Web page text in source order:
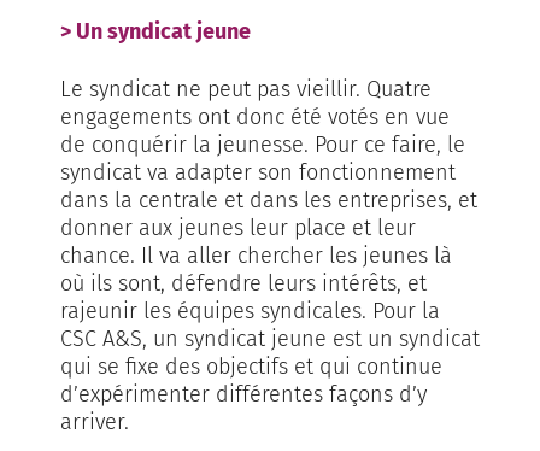
> Un syndicat jeune
Le syndicat ne peut pas vieillir. Quatre
engagements ont donc été votés en vue
de conquérir la jeunesse. Pour ce faire, le
syndicat va adapter son fonctionnement
dans la centrale et dans les entreprises, et
donner aux jeunes leur place et leur
chance. Il va aller chercher les jeunes là
où ils sont, défendre leurs intérêts, et
rajeunir les équipes syndicales. Pour la
CSC A&S, un syndicat jeune est un syndicat
qui se fixe des objectifs et qui continue
d’expérimenter différentes façons d’y
arriver.